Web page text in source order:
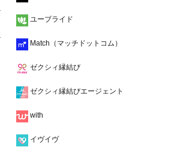
ユーブライド
Match（マッチドットコム）
ゼクシィ縁結び
ゼクシィ縁結びエージェント
with
イヴイヴ